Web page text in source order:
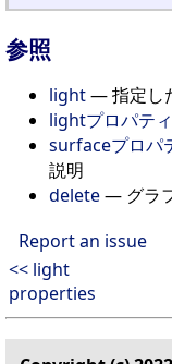
参照
light— 指定し
lightプロパティ
surfaceプロパ
説明
delete— グラ
Report an issue
<< light
properties